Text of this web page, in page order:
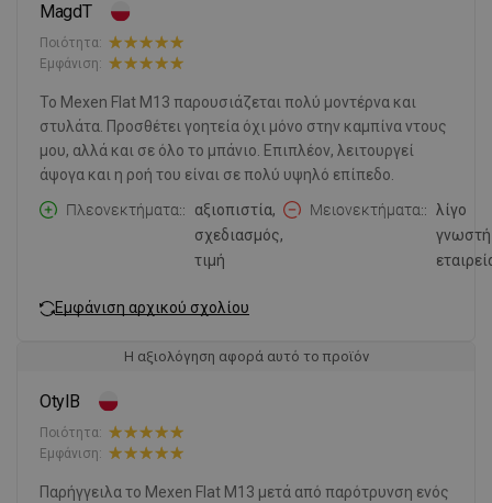
MagdT
Ποιότητα:
Εμφάνιση:
Το Mexen Flat M13 παρουσιάζεται πολύ μοντέρνα και
στυλάτα. Προσθέτει γοητεία όχι μόνο στην καμπίνα ντους
μου, αλλά και σε όλο το μπάνιο. Επιπλέον, λειτουργεί
άψογα και η ροή του είναι σε πολύ υψηλό επίπεδο.
Πλεονεκτήματα:
αξιοπιστία,
σχεδιασμός,
τιμή
Μειονεκτήματα:
λίγο
γνωστή
Εμφάνιση αρχικού σχολίου
Η αξιολόγηση αφορά αυτό το προϊόν
OtylB
Ποιότητα:
Εμφάνιση:
Παρήγγειλα το Mexen Flat M13 μετά από παρότρυνση ενός